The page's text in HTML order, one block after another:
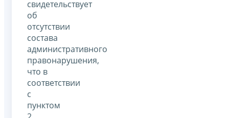
свидетельствует
об
отсутствии
состава
административного
правонарушения,
что в
соответствии
с
пунктом